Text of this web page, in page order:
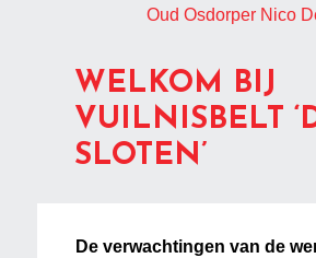
Oud Osdorper Nico
WELKOM BIJ
VUILNISBELT
SLOTEN’
De verwachtingen van de